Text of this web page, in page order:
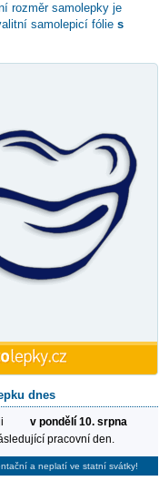
rozměr samolepky je
samolepicí fólie s
dnes
v pondělí 10. srpna
pracovní den.
a neplatí ve statní svátky!